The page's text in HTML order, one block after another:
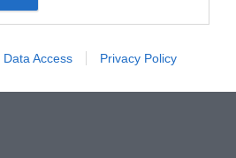
Data Access Privacy Policy
21-e és február 19-e között
minden évben más időpontra
felszáll a mennybe. Ott